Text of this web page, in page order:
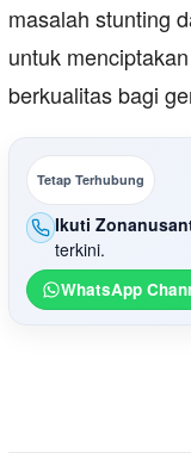
masalah stunting
untuk
berkualitas bagi
Tetap Terhubung
Ikuti
terkini.
WhatsApp